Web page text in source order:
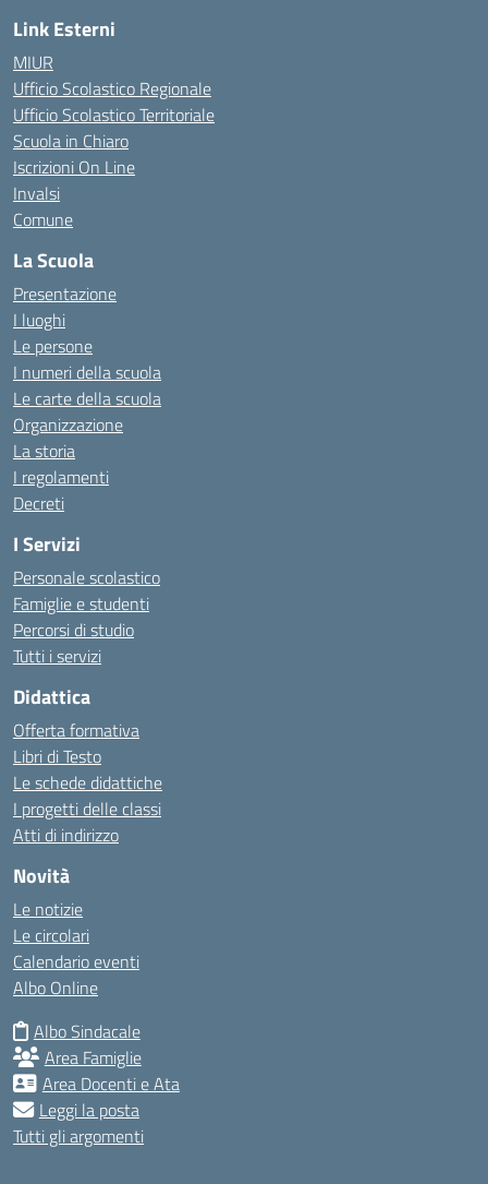
Link Esterni
MIUR
Ufficio Scolastico Regionale
Ufficio Scolastico Territoriale
Scuola in Chiaro
Iscrizioni On Line
Invalsi
Comune
La Scuola
Presentazione
I luoghi
Le persone
I numeri della scuola
Le carte della scuola
Organizzazione
La storia
I regolamenti
Decreti
I Servizi
Personale scolastico
Famiglie e studenti
Percorsi di studio
Tutti i servizi
Didattica
Offerta formativa
Libri di Testo
Le schede didattiche
I progetti delle classi
Atti di indirizzo
Novità
Le notizie
Le circolari
Calendario eventi
Albo Online
Albo Sindacale
Area Famiglie
Area Docenti e Ata
Leggi la posta
Tutti gli argomenti